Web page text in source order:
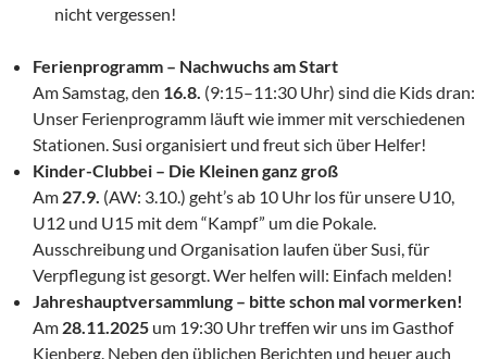
nicht vergessen!
Ferienprogramm – Nachwuchs am Start
Am Samstag, den 16.8. (9:15–11:30 Uhr) sind die Kids dran:
Unser Ferienprogramm läuft wie immer mit verschiedenen
Stationen. Susi organisiert und freut sich über Helfer!
Kinder-Clubbei – Die Kleinen ganz groß
Am 27.9. (AW: 3.10.) geht’s ab 10 Uhr los für unsere U10,
U12 und U15 mit dem “Kampf” um die Pokale.
Ausschreibung und Organisation laufen über Susi, für
Verpflegung ist gesorgt. Wer helfen will: Einfach melden!
Jahreshauptversammlung – bitte schon mal vormerken!
Am 28.11.2025 um 19:30 Uhr treffen wir uns im Gasthof
Kienberg. Neben den üblichen Berichten und heuer auch